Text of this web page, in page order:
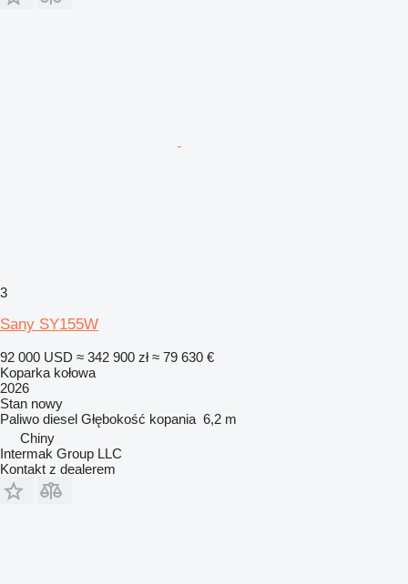
3
Sany SY155W
92 000 USD ≈ 342 900 zł ≈ 79 630 €
Koparka kołowa
2026
Stan nowy
Paliwo diesel Głębokość kopania 6,2 m
Chiny
Intermak Group LLC
Kontakt z dealerem